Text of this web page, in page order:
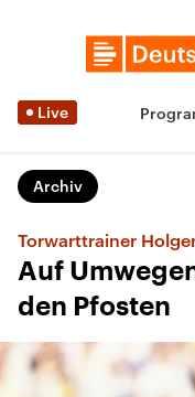
Live
Archiv
Torwarttrainer
Auf
den Pfosten